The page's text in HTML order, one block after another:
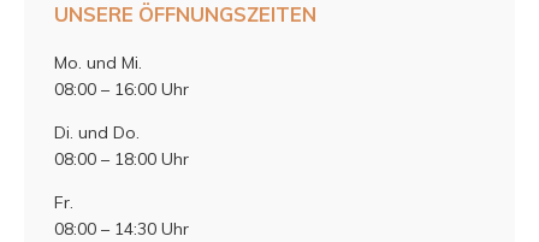
UNSERE ÖFFNUNGSZEITEN
Mo. und Mi.
08:00 – 16:00 Uhr
Di. und Do.
08:00 – 18:00 Uhr
Fr.
08:00 – 14:30 Uhr